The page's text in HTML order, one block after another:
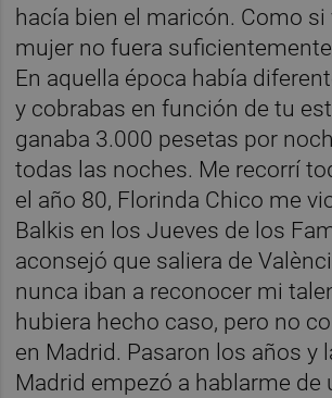
hacía bien el maricón. Como
mujer no fuera
En aquella época había
y cobrabas en función de tu
ganaba 3.000 pesetas por
todas las noches. Me recorrí
el año 80, Florinda Chico me
Balkis en los Jueves de los
aconsejó que saliera de
nunca iban a reconocer mi
hubiera hecho caso, pero no
en Madrid. Pasaron los años y
Madrid empezó a hablarme de